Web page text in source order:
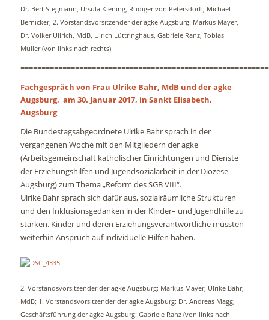
Dr. Bert Stegmann, Ursula Kiening, Rüdiger von Petersdorff, Michael
Bernicker, 2. Vorstandsvorsitzender der agke Augsburg: Markus Mayer,
Dr. Volker Ullrich, MdB, Ulrich Lüttringhaus, Gabriele Ranz, Tobias
Müller (von links nach rechts)
Fachgespräch von Frau Ulrike Bahr, MdB und der agke
Augsburg, am 30. Januar 2017, in Sankt Elisabeth,
Augsburg
Die Bundestagsabgeordnete Ulrike Bahr sprach in der
vergangenen Woche mit den Mitgliedern der agke
(Arbeitsgemeinschaft katholischer Einrichtungen und Dienste
der Erziehungshilfen und Jugendsozialarbeit in der Diözese
Augsburg) zum Thema „Reform des SGB VIII“.
Ulrike Bahr sprach sich dafür aus, sozialräumliche Strukturen
und den Inklusionsgedanken in der Kinder– und Jugendhilfe zu
stärken. Kinder und deren Erziehungsverantwortliche müssten
weiterhin Anspruch auf individuelle Hilfen haben.
2. Vorstandsvorsitzender der agke Augsburg: Markus Mayer; Ulrike Bahr,
MdB; 1. Vorstandsvorsitzender der agke Augsburg: Dr. Andreas Magg;
Geschäftsführung der agke Augsburg: Gabriele Ranz (von links nach